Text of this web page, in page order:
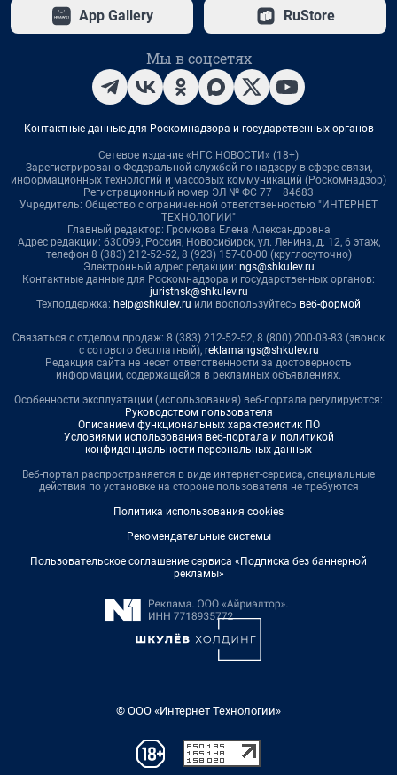
App Gallery RuStore
Мы в соцсетях
Контактные данные для Роскомнадзора и государственных органов
Сетевое издание «НГС.НОВОСТИ» (18+)
Зарегистрировано Федеральной службой по надзору в сфере связи,
информационных технологий и массовых коммуникаций (Роскомнадзор)
Регистрационный номер ЭЛ № ФС 77— 84683
Учредитель: Общество с ограниченной ответственностью "ИНТЕРНЕТ
ТЕХНОЛОГИИ"
Главный редактор: Громкова Елена Александровна
Адрес редакции: 630099, Россия, Новосибирск, ул. Ленина, д. 12, 6 этаж,
телефон 8 (383) 212-52-52, 8 (923) 157-00-00 (круглосуточно)
Электронный адрес редакции: ngs@shkulev.ru
Контактные данные для Роскомнадзора и государственных органов:
juristnsk@shkulev.ru
Техподдержка: help@shkulev.ru или воспользуйтесь веб-формой
Связаться с отделом продаж: 8 (383) 212-52-52, 8 (800) 200-03-83 (звонок
с сотового бесплатный), reklamangs@shkulev.ru
Редакция сайта не несет ответственности за достоверность
информации, содержащейся в рекламных объявлениях.
Особенности эксплуатации (использования) веб-портала регулируются:
Руководством пользователя
Описанием функциональных характеристик ПО
Условиями использования веб-портала и политикой
конфиденциальности персональных данных
Веб-портал распространяется в виде интернет-сервиса, специальные
действия по установке на стороне пользователя не требуются
Политика использования cookies
Рекомендательные системы
Пользовательское соглашение сервиса «Подписка без баннерной
рекламы»
© ООО «Интернет Технологии»